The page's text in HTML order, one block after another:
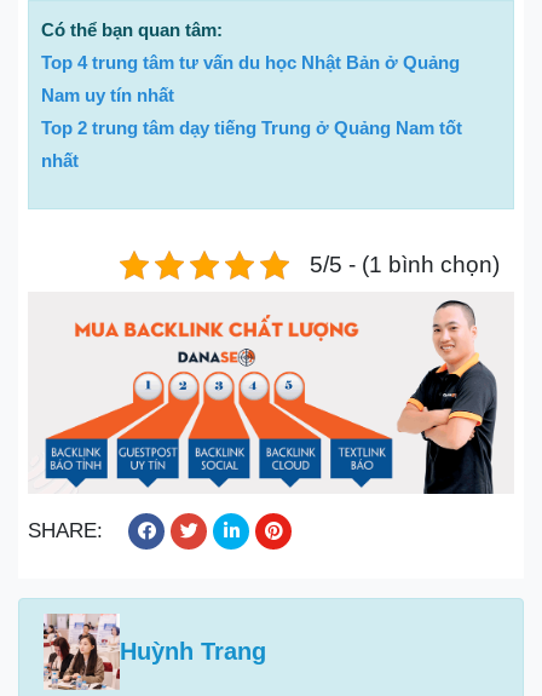
Có thể bạn quan tâm:
Top 4 trung tâm tư vấn du học Nhật Bản ở Quảng
Nam uy tín nhất
Top 2 trung tâm dạy tiếng Trung ở Quảng Nam tốt
nhất
5/5 - (1 bình chọn)
SHARE:
Huỳnh Trang